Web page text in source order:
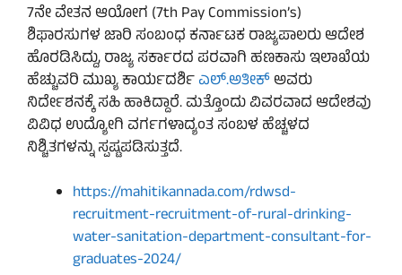
7ನೇ ವೇತನ ಆಯೋಗ (7th Pay Commission’s)
ಶಿಫಾರಸುಗಳ ಜಾರಿ ಸಂಬಂಧ ಕರ್ನಾಟಕ ರಾಜ್ಯಪಾಲರು ಆದೇಶ
ಹೊರಡಿಸಿದ್ದು, ರಾಜ್ಯ ಸರ್ಕಾರದ ಪರವಾಗಿ ಹಣಕಾಸು ಇಲಾಖೆಯ
ಹೆಚ್ಚುವರಿ ಮುಖ್ಯ ಕಾರ್ಯದರ್ಶಿಎಲ್‌.ಅತೀಕ್ಅವರು
ನಿರ್ದೇಶನಕ್ಕೆ ಸಹಿ ಹಾಕಿದ್ದಾರೆ. ಮತ್ತೊಂದು ವಿವರವಾದ ಆದೇಶವು
ವಿವಿಧ ಉದ್ಯೋಗಿ ವರ್ಗಗಳಾದ್ಯಂತ ಸಂಬಳ ಹೆಚ್ಚಳದ
ನಿಶ್ಚಿತಗಳನ್ನು ಸ್ಪಷ್ಟಪಡಿಸುತ್ತದೆ.
https://mahitikannada.com/rdwsd-
recruitment-recruitment-of-rural-drinking-
water-sanitation-department-consultant-for-
graduates-2024/